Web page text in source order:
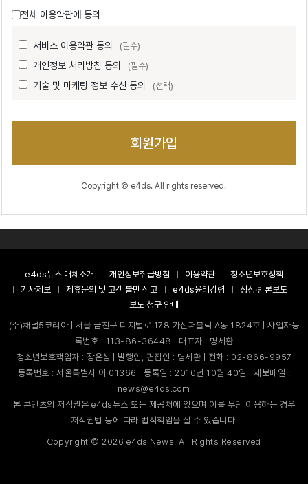
전체 이용약관에 동의
서비스 이용약관 동의 (필수)
개인정보 처리방침 동의 (필수)
기술 및 마케팅 정보 수신 동의 (선택)
회원가입
Copyright © e4ds. All rights reserved.
e4ds뉴스 매체소개 개인정보취급방침 이용약관
청소년보호정책
기사제보
제휴문의 및 고객 불만 신고 e4ds윤리강령
정정·반론보도
보도 청구 안내
(주)채널5코리아 | 서울 금천구 디지털로 178 가산퍼블릭 A동 1824호 | 사업자등
록번호 : 113-86-36448 | 대표자 : 명세환
청소년보호책임자 : 장은성 | 발행인, 편집인 : 명세환 | 전화 : 02-866-9957
등록번호 : 서울특별시 아 01366 | 등록일 : 2010년 10월 40일 | 제보메일 :
news@e4ds.com
본 콘텐츠의 저작권은 e4ds뉴스 또는 제공처에 있으며 이를 무단 이용하는 경우
저작권법 등에 따라 법적책임을 질 수 있습니다.
Copyright ©2026 e4ds News. All Rights Reserved